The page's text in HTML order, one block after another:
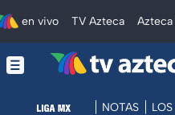
en vivo TV Azteca Azteca
NOTAS